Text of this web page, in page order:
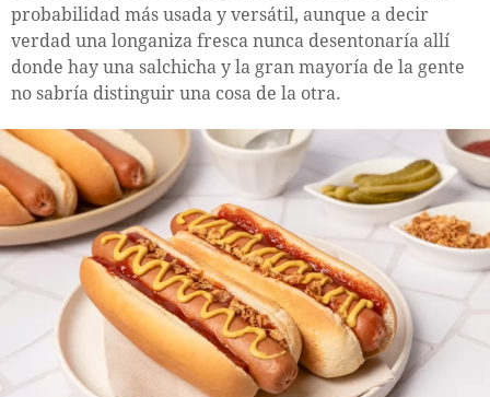
probabilidad más usada y versátil, aunque a decir
verdad una longaniza fresca nunca desentonaría allí
donde hay una salchicha y la gran mayoría de la gente
no sabría distinguir una cosa de la otra.